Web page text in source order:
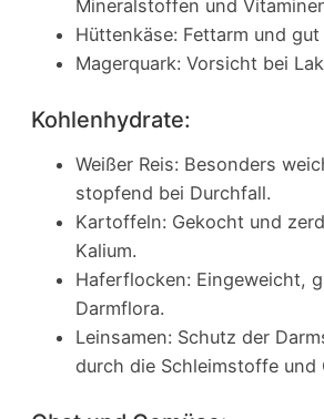
Mineralstoffen und
Hüttenkäse: Fettarm und
Magerquark: Vorsicht bei
Kohlenhydrate:
Weißer Reis: Besonders
stopfend bei Durchfall.
Kartoffeln: Gekocht und
Kalium.
Haferflocken: Eingeweicht,
Darmflora.
Leinsamen: Schutz der
durch die Schleimstoffe und